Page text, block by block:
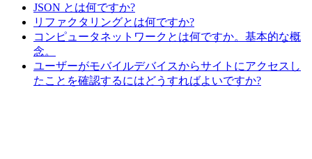
JSON とは何ですか?
リファクタリングとは何ですか?
コンピュータネットワークとは何ですか。基本的な概
念。
ユーザーがモバイルデバイスからサイトにアクセスし
たことを確認するにはどうすればよいですか?